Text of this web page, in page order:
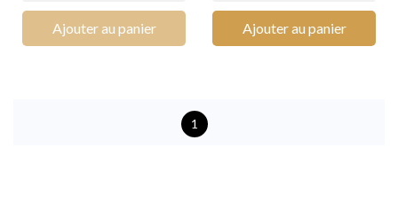
Ajouter au panier Ajouter au panier
1